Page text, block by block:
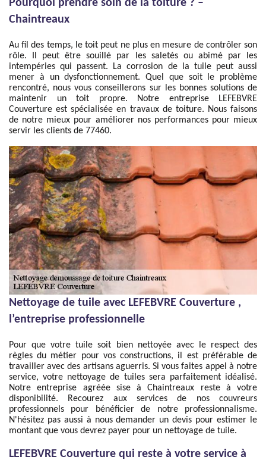
Pourquoi prendre soin de la toiture ? –
Chaintreaux
Au fil des temps, le toit peut ne plus en mesure de contrôler son
rôle. Il peut être souillé par les saletés ou abimé par les
intempéries qui passent. La corrosion de la tuile peut aussi
mener à un dysfonctionnement. Quel que soit le problème
rencontré, nous vous conseillerons sur les bonnes solutions de
maintenir un toit propre. Notre entreprise LEFEBVRE
Couverture est spécialisée en travaux de toiture. Nous faisons
de notre mieux pour améliorer nos performances pour mieux
servir les clients de 77460.
Nettoyage de tuile avec LEFEBVRE Couverture ,
l’entreprise professionnelle
Pour que votre tuile soit bien nettoyée avec le respect des
règles du métier pour vos constructions, il est préférable de
travailler avec des artisans aguerris. Si vous faites appel à notre
service, votre nettoyage de tuiles sera parfaitement idéalisé.
Notre entreprise agréée sise à Chaintreaux reste à votre
disponibilité. Recourez aux services de nos couvreurs
professionnels pour bénéficier de notre professionnalisme.
N'hésitez pas aussi à nous demander un devis pour estimer le
montant que vous devrez payer pour un nettoyage de tuile.
LEFEBVRE Couverture qui reste à votre service à